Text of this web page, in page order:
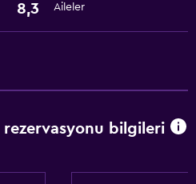
8,3 Aileler
bilgileri